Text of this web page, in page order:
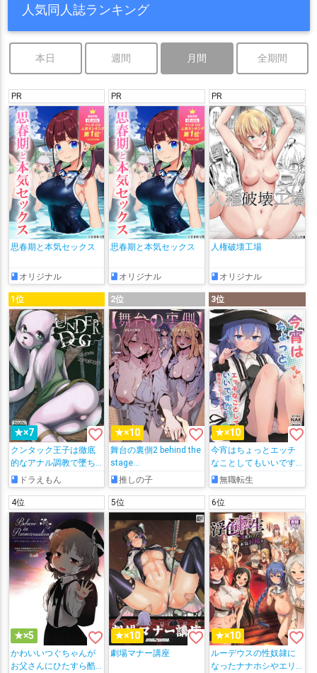
人気同人誌ランキング
本日 週間 月間 全期間
PR
思春期と本気セックス
オリジナル
PR
思春期と本気セックス
オリジナル
PR
人権破壊工場
オリジナル
1位
★×7 favorite_border
クンタック王子は徹底
的なアナル調教で墜ち
ていく…
ドラえもん
2位
★×10 favorite_border
舞台の裏側2 behind the
stage…
推しの子
3位
★×10 favorite_border
今宵はちょっとエッチ
なことしてもいいです
か？専用オナホールと
して・・・ 3
無職転生
4位
★×5 favorite_border
かわいいつぐちゃんが
お父さんにひたすら酷
5位
★×10 favorite_border
劇場マナー講座
6位
★×10 favorite_border
ルーデウスの性奴隷に
なったナナホシやエリ